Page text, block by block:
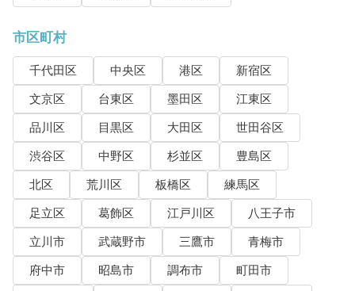
市区町村
千代田区 中央区 港区
新宿区
文京区
台東区 墨田区
江東区
品川区
目黒区 大田区
世田谷区
渋谷区
中野区 杉並区
豊島区
北区
荒川区 板橋区
練馬区
足立区
葛飾区 江戸川区
八王子市
立川市
武蔵野市 三鷹市
青梅市
府中市
昭島市 調布市
町田市